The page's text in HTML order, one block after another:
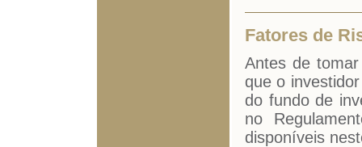
Fatores de
Antes de
que o
do fundo de
no
disponíveis